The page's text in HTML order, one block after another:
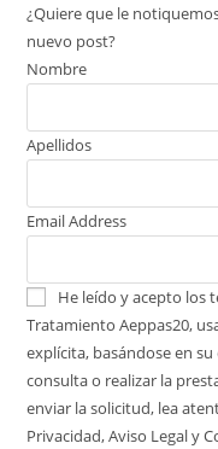
¿Quiere que le
nuevo post?
Nombre
Apellidos
Email Address
He leído y acepto los
Tratamiento Aeppas20,
explícita, basándose en
consulta o realizar la
enviar la solicitud, lea
Privacidad, Aviso Legal y